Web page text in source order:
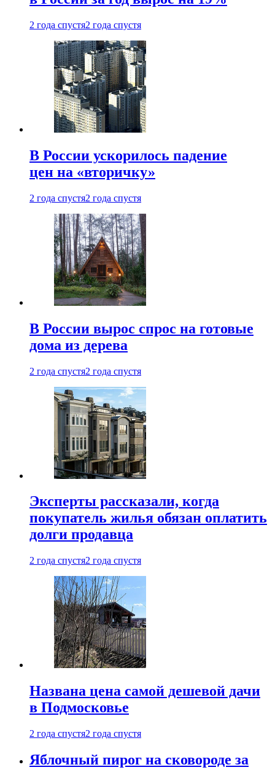
2 года спустя2 года спустя
В России ускорилось падение
цен на «вторичку»
2 года спустя2 года спустя
В России вырос спрос на готовые
дома из дерева
2 года спустя2 года спустя
Эксперты рассказали, когда
покупатель жилья обязан оплатить
долги продавца
2 года спустя2 года спустя
Названа цена самой дешевой дачи
в Подмосковье
2 года спустя2 года спустя
Яблочный пирог на сковороде за